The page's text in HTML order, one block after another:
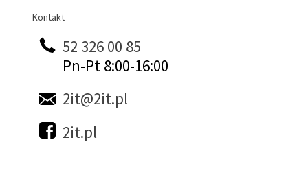
Kontakt
Kontakt
52 326 00 85
Pn-Pt 8:00-16:00
2it@2it.pl
2it.pl